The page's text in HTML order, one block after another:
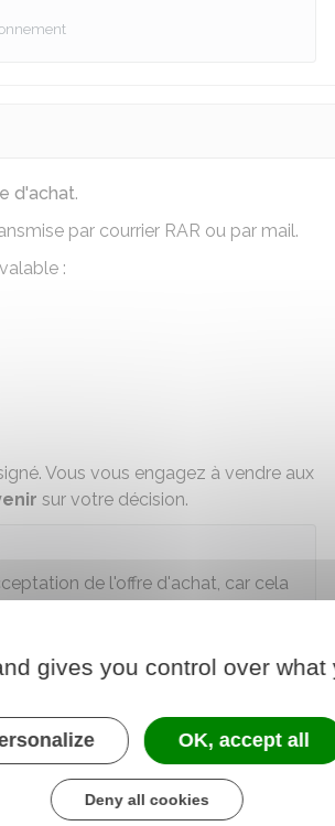
d'achat.
par courrier RAR ou par mail.
:
Vous vous engagez à vendre aux
sur votre décision.
de l'offre d'achat, car cela
Elle détermine le prix et les
êtes une personne physique et
gives you control over what
OK, accept all
Deny all cookies